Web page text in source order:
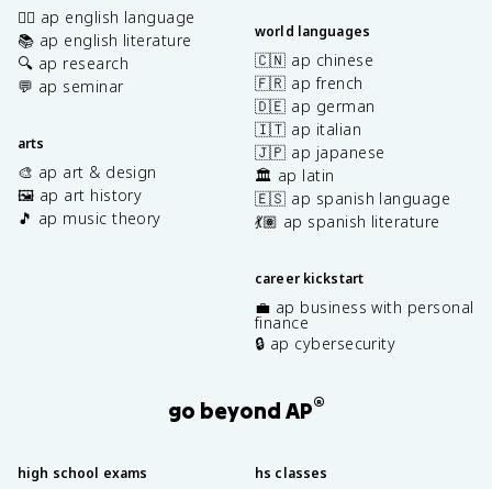
✍🏽 ap english language
📚 ap english literature
🔍 ap research
💬 ap seminar
arts
🎨 ap art & design
🖼️ ap art history
🎵 ap music theory
world languages
🇨🇳 ap chinese
🇫🇷 ap french
🇩🇪 ap german
🇮🇹 ap italian
🇯🇵 ap japanese
🏛️ ap latin
🇪🇸 ap spanish language
💃🏽 ap spanish literature
career kickstart
💼 ap business with personal
finance
🔒 ap cybersecurity
go beyond AP®
high school exams hs classes